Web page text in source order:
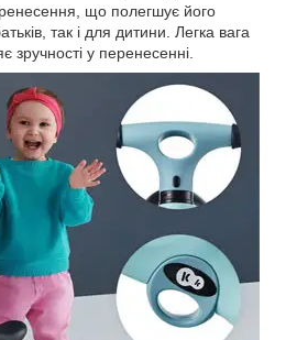
що полегшує його
так і для дитини. Легка вага
зручності у перенесенні.